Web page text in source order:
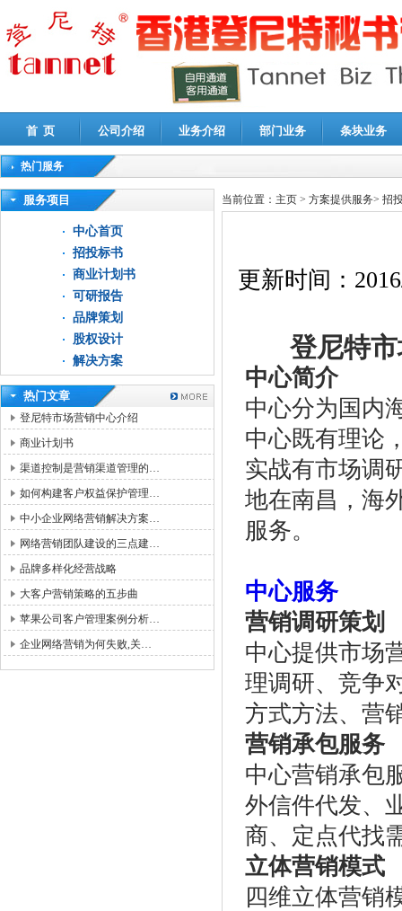
首 页 公司介绍 业务介绍 部门业务 条块业务
热门服务
高新技术企业认定审计|企业所得税汇算清缴申报鉴证
服务项目
中心首页
招投标书
商业计划书
可研报告
品牌策划
股权设计
解决方案
热门文章
登尼特市场营销中心介绍
商业计划书
渠道控制是营销渠道管理的…
如何构建客户权益保护管理…
中小企业网络营销解决方案…
网络营销团队建设的三点建…
品牌多样化经营战略
大客户营销策略的五步曲
苹果公司客户管理案例分析…
企业网络营销为何失败,关…
当前位置： 主页 > 方案提供服务> 招
更新时间：
登尼特
中心简介
中心分为国内
中心既有理论
实战有市场调
地在南昌，海
服务。
中心服务
营销调研策划
中心提供市场
理调研、竞争
方式方法、营
营销承包服务
中心营销承包
外信件代发、
商、定点代找
立体营销模式
四维立体营销